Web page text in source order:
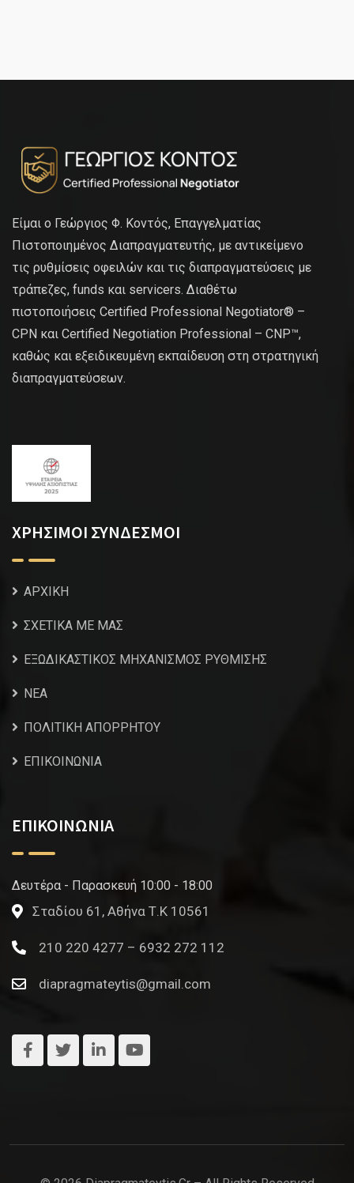
Είμαι ο Γεώργιος Φ. Κοντός, Επαγγελματίας
Πιστοποιημένος Διαπραγματευτής, με αντικείμενο
τις ρυθμίσεις οφειλών και τις διαπραγματεύσεις με
τράπεζες, funds και servicers. Διαθέτω
πιστοποιήσεις Certified Professional Negotiator® –
CPN και Certified Negotiation Professional – CNP™,
καθώς και εξειδικευμένη εκπαίδευση στη στρατηγική
διαπραγματεύσεων.
ΧΡΗΣΙΜΟΙ ΣΥΝΔΕΣΜΟΙ
ΑΡΧΙΚΗ
ΣΧΕΤΙΚΑ ΜΕ ΜΑΣ
ΕΞΩΔΙΚΑΣΤΙΚΟΣ ΜΗΧΑΝΙΣΜΟΣ ΡΥΘΜΙΣΗΣ
NEA
ΠΟΛΙΤΙΚΗ ΑΠΟΡΡΗΤΟΥ
ΕΠΙΚΟΙΝΩΝΙΑ
ΕΠΙΚΟΙΝΩΝΙΑ
Δευτέρα - Παρασκευή 10:00 - 18:00
Σταδίου 61, Αθήνα Τ.Κ 10561
210 220 4277 – 6932 272 112
diapragmateytis@gmail.com